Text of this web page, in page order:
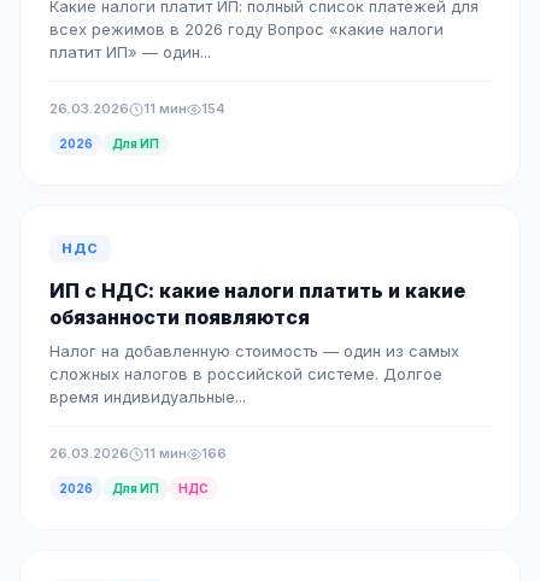
Какие налоги платит ИП: полный список платежей для
всех режимов в 2026 году Вопрос «какие налоги
платит ИП» — один...
26.03.2026 11 мин 154
2026 Для ИП
НДС
ИП с НДС: какие налоги платить и какие
обязанности появляются
Налог на добавленную стоимость — один из самых
сложных налогов в российской системе. Долгое
время индивидуальные...
26.03.2026 11 мин 166
2026 Для ИП НДС